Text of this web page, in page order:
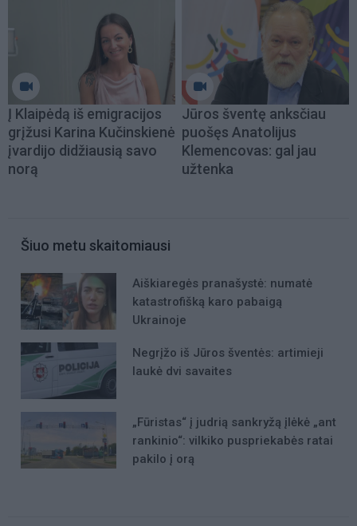
Į Klaipėdą iš emigracijos
grįžusi Karina Kučinskienė
įvardijo didžiausią savo
norą
Jūros šventę anksčiau
puošęs Anatolijus
Klemencovas: gal jau
užtenka
Šiuo metu skaitomiausi
Aiškiaregės pranašystė: numatė
katastrofišką karo pabaigą
Ukrainoje
Negrįžo iš Jūros šventės: artimieji
laukė dvi savaites
„Fūristas“ į judrią sankryžą įlėkė „ant
rankinio“: vilkiko puspriekabės ratai
pakilo į orą